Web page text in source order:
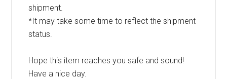
shipment.
*It may take some time to reflect the shipment
status.
Hope this item reaches you safe and sound!
Have a nice day.